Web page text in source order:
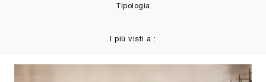
Tipologia
I più visti a :